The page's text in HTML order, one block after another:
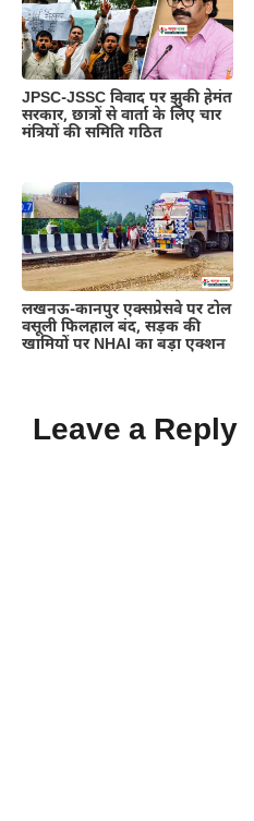
JPSC-JSSC विवाद पर झुकी हेमंत
सरकार, छात्रों से वार्ता के लिए चार
मंत्रियों की समिति गठित
लखनऊ-कानपुर एक्सप्रेसवे पर टोल
वसूली फिलहाल बंद, सड़क की
खामियों पर NHAI का बड़ा एक्शन
Leave a Reply